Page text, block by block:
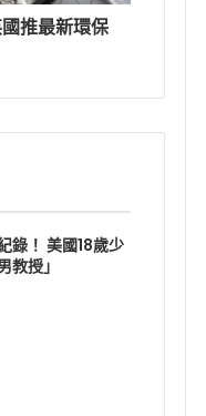
推最新環保
錄！ 美國18歲少
教授」